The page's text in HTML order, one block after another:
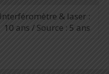
Interféromètre & laser :
10 ans / Source : 5 ans